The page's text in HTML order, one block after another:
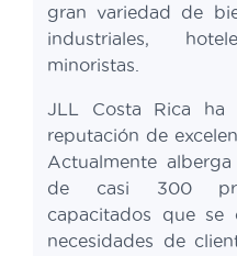
gran variedad de
industriales,
minoristas.
JLL Costa Rica ha
reputación de
Actualmente
de casi 300
capacitados que se
necesidades de